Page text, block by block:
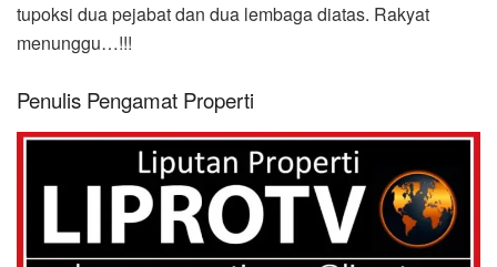
tupoksi dua pejabat dan dua lembaga diatas. Rakyat
menunggu…!!!
Penulis Pengamat Properti